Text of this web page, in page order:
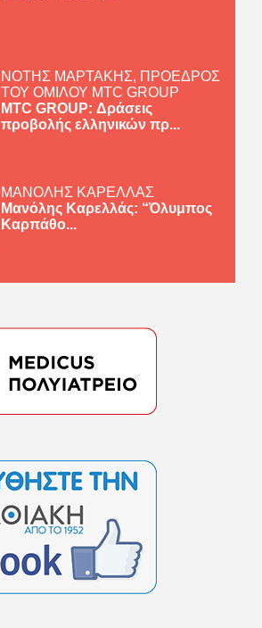
ΝΟΤΗΣ ΜΑΡΤΑΚΗΣ, ΠΡΟΕΔΡΟΣ
ΤΟΥ ΟΜΙΛΟΥ MTC GROUP
MTC GROUP: Δράσεις
προβολής ελληνικών πρ...
ΜΑΝΟΛΗΣ ΚΑΡΕΛΛΑΣ
Μανόλης Καρελλάς: “Όλυμπος
Καρπάθο...